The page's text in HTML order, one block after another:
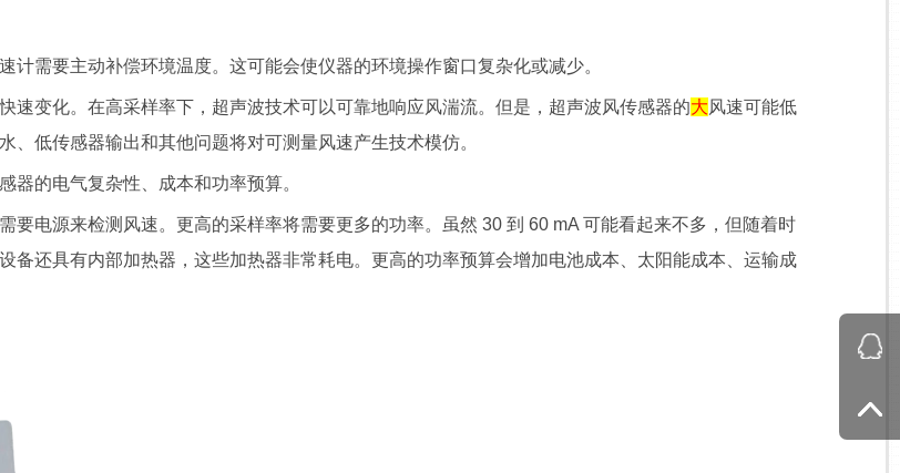
需要主动补偿环境温度。这可能会使仪器的环境操作窗口复杂化或减少。
变化。在高采样率下，超声波技术可以可靠地响应风湍流。但是，超声波风传感器的大风速可能低
低传感器输出和其他问题将对可测量风速产生技术模仿。
的电气复杂性、成本和功率预算。
电源来检测风速。更高的采样率将需要更多的功率。虽然 30 到 60 mA 可能看起来不多，但随着时
备还具有内部加热器，这些加热器非常耗电。更高的功率预算会增加电池成本、太阳能成本、运输成